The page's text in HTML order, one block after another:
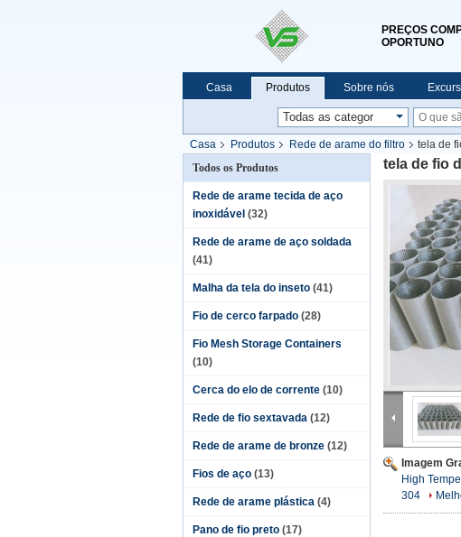
PREÇOS
OPORTUNO
Casa Produtos Sobre nós
Casa Produtos Rede de arame do filtro
tela de
Todos os Produtos
Rede de arame tecida de aço
inoxidável (32)
Rede de arame de aço soldada
(41)
Malha da tela do inseto (41)
Fio de cerco farpado (28)
Fio Mesh Storage Containers
(10)
Cerca do elo de corrente (10)
Rede de fio sextavada (12)
Rede de arame de bronze (12)
Fios de aço (13)
Rede de arame plástica (4)
Pano de fio preto (17)
tela de fio
Imagem
High
304